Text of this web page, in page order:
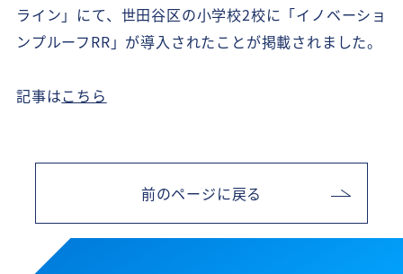
ライン」にて、世田谷区の小学校2校に「イノベーショ
ンプルーフRR」が導入されたことが掲載されました。
記事はこちら
前のページに戻る